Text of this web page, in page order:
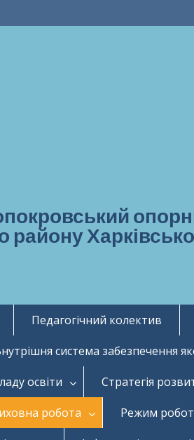
Педагогічний колектив
система забезпечення
освіти
Стратегія
робота Режим